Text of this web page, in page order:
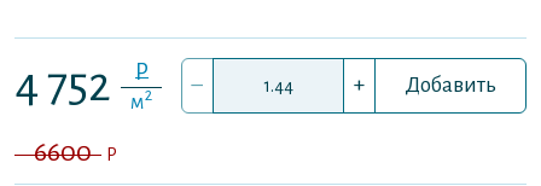
4 752 P
м2 – + Добавить
6600 P